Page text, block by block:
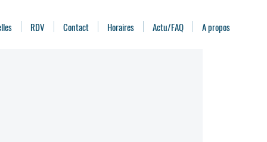
RDV Contact Horaires Actu/FAQ A propos